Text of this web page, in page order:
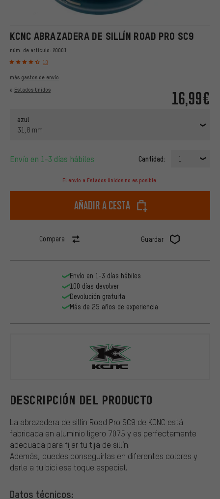
KCNC ABRAZADERA DE SILLÍN ROAD PRO SC9
núm. de artículo: 20001
10
16,99€
más gastos de envío
a Estados Unidos
azul
31,8 mm
Envío en 1-3 días hábiles Cantidad: 1
El envío a Estados Unidos no es posible.
Añadir a cesta
Compara Guardar
DESCRIPCIÓN DEL PRODUCTO
La abrazadera de sillín Road Pro SC9 de KCNC está
fabricada en aluminio ligero 7075 y es perfectamente
adecuada para fijar tu tija de sillín.
Además, puedes conseguirlas en diferentes colores y
darle a tu bici ese toque especial.
Datos técnicos:
Envío en 1-3 días hábiles
100 días devolver
Devolución gratuita
Más de 25 años de experiencia